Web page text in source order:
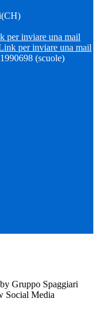
per inviare una mail
per inviare una mail
(scuole)
Gruppo Spaggiari
Social Media